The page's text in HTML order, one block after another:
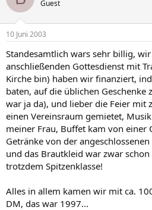
Guest
10 Juni 2003
Standesamtlich wars sehr billig,
anschließenden Gottesdienst mit
Kirche bin) haben wir finanziert,
baten, auf die üblichen Geschenke
war ja da), und lieber die Feier mit
einen Vereinsraum gemietet,
meiner Frau, Buffet kam von einer
Getränke von der
und das Brautkleid war zwar
trotzdem Spitzenklasse!
Alles in allem kamen wir mit ca.
DM, das war 1997...